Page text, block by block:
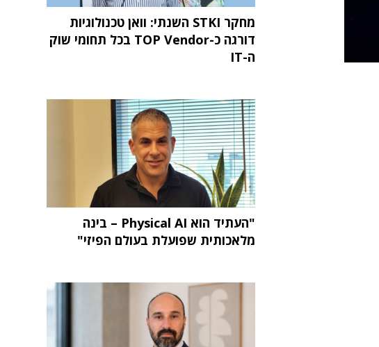
מחקר STKI השנתי: וואן טכנולוגיות
דורגה כ-TOP Vendor בכל תחומי שוק
ה-IT
"העתיד הוא Physical AI – בינה
מלאכותית שפועלת בעולם הפיזי"